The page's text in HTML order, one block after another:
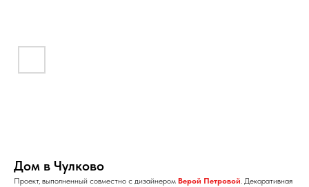
Дом в Чулково
Проект, выполненный совместно с дизайнером Верой Петровой. Декоративная